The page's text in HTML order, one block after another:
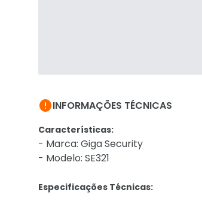
INFORMAÇÕES TÉCNICAS
Características:
- Marca: Giga Security
- Modelo: SE321
Especificações Técnicas: